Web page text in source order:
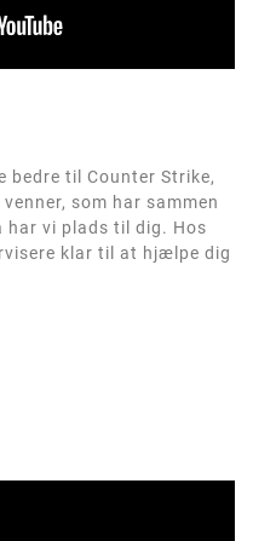
bedre til Counter Strike,
som har sammen
har vi plads til dig. Hos
klar til at hjælpe dig